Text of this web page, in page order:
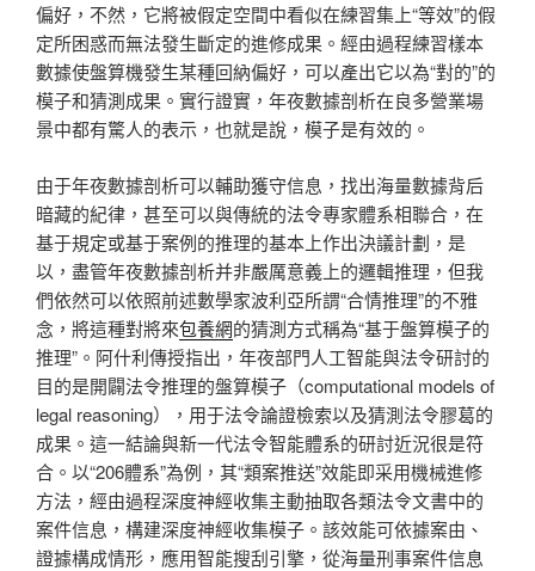
偏好，不然，它將被假定空間中看似在練習集上“等效”的假
定所困惑而無法發生斷定的進修成果。經由過程練習樣本
數據使盤算機發生某種回納偏好，可以產出它以為“對的”的
模子和猜測成果。實行證實，年夜數據剖析在良多營業場
景中都有驚人的表示，也就是說，模子是有效的。
由于年夜數據剖析可以輔助獲守信息，找出海量數據背后
暗藏的紀律，甚至可以與傳統的法令專家體系相聯合，在
基于規定或基于案例的推理的基本上作出決議計劃，是
以，盡管年夜數據剖析并非嚴厲意義上的邏輯推理，但我
們依然可以依照前述數學家波利亞所謂“合情推理”的不雅
念，將這種對將來包養網的猜測方式稱為“基于盤算模子的
推理”。阿什利傳授指出，年夜部門人工智能與法令研討的
目的是開闢法令推理的盤算模子（computational models of
legal reasoning），用于法令論證檢索以及猜測法令膠葛的
成果。這一結論與新一代法令智能體系的研討近況很是符
合。以“206體系”為例，其“類案推送”效能即采用機械進修
方法，經由過程深度神經收集主動抽取各類法令文書中的
案件信息，構建深度神經收集模子。該效能可依據案由、
證據構成情形，應用智能搜刮引擎，從海量刑事案件信息